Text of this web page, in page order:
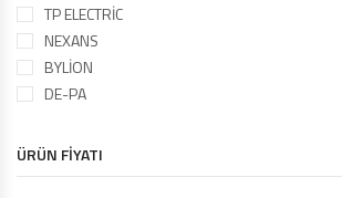
TP ELECTRİC
NEXANS
BYLİON
DE-PA
ÜRÜN FİYATI